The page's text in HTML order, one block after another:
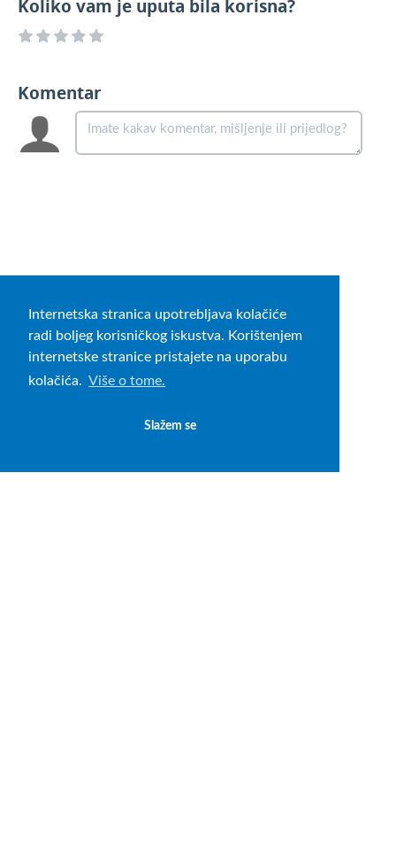
Internetska stranica upotrebljava kolačiće
radi boljeg korisničkog iskustva. Korištenjem
internetske stranice pristajete na uporabu
kolačića. Više o tome.
Slažem se
Koliko vam je uputa bila korisna?
Komentar